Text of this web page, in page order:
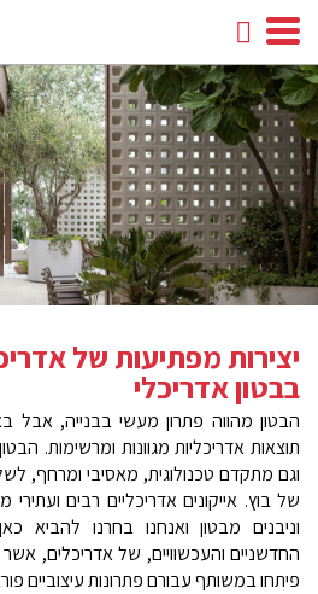
חיפוש
facebook
youtube
instagram
יצירות מפתיעות של
בבטון אדריכלי
הבטון מהווה פתרון מעשי בבנייה, אבל
תוצאות אדריכליות מגוונות ומרשימות.
וגם מתקדם טכנולוגית, מאסיבי ומרחף,
של בוץ. אייקונים אדריכליים רבים ועתירי
החדשניים והעכשוויים, של אדריכלים,
פיתחו במשותף עבורם פתרונות עיצוביים